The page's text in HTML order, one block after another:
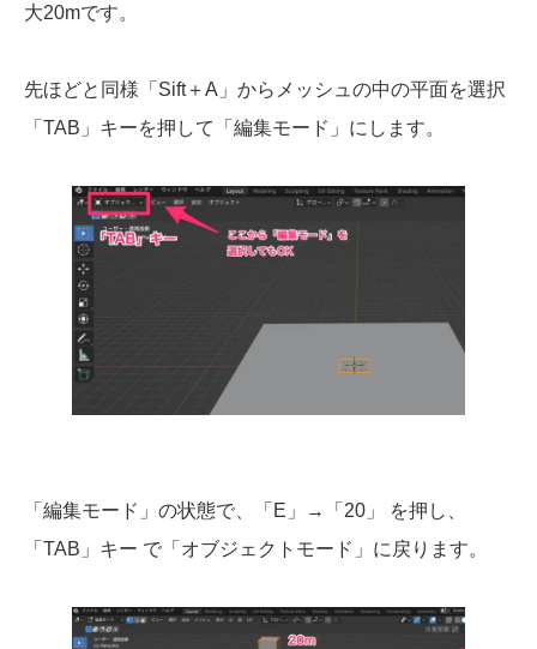
大20mです。
先ほどと同様「Sift＋A」からメッシュの中の平面を選択
「TAB」キーを押して「編集モード」にします。
「編集モード」の状態で、「E」→「20」 を押し、
「TAB」キー で「オブジェクトモード」に戻ります。